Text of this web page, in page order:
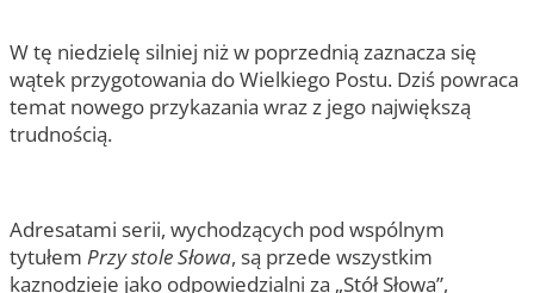
W tę niedzielę silniej niż w poprzednią zaznacza się
wątek przygotowania do Wielkiego Postu. Dziś powraca
temat nowego przykazania wraz z jego największą
trudnością.
Adresatami serii, wychodzących pod wspólnym
tytułem Przy stole Słowa, są przede wszystkim
kaznodzieje jako odpowiedzialni za „Stół Słowa”,